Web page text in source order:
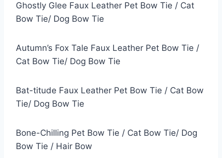
Ghostly Glee Faux Leather Pet Bow Tie / Cat
Bow Tie/ Dog Bow Tie
Autumn’s Fox Tale Faux Leather Pet Bow Tie /
Cat Bow Tie/ Dog Bow Tie
Bat-titude Faux Leather Pet Bow Tie / Cat Bow
Tie/ Dog Bow Tie
Bone-Chilling Pet Bow Tie / Cat Bow Tie/ Dog
Bow Tie / Hair Bow